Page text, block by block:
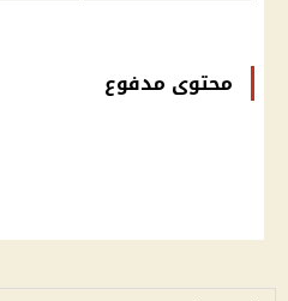
محتوى مدفوع